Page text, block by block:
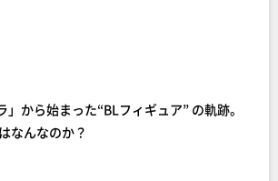
から始まった“BLフィギュア” の軌跡。
なんなのか？